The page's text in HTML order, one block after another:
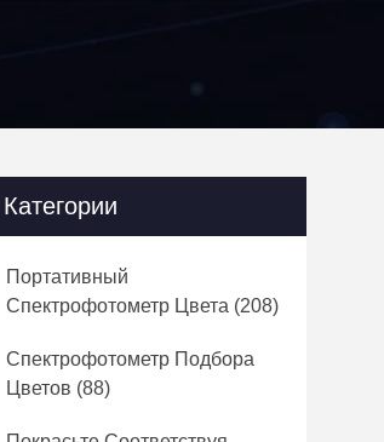
Категории
Портативный
Спектрофотометр Цвета (208)
Спектрофотометр Подбора
Цветов (88)